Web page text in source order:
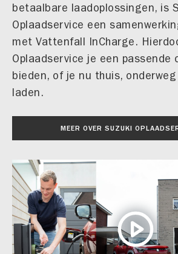
betaalbare laadoplossingen, is
Oplaadservice een
met Vattenfall InCharge.
Oplaadservice je een passende
bieden, of je nu thuis,
laden.
MEER OVER SUZUKI